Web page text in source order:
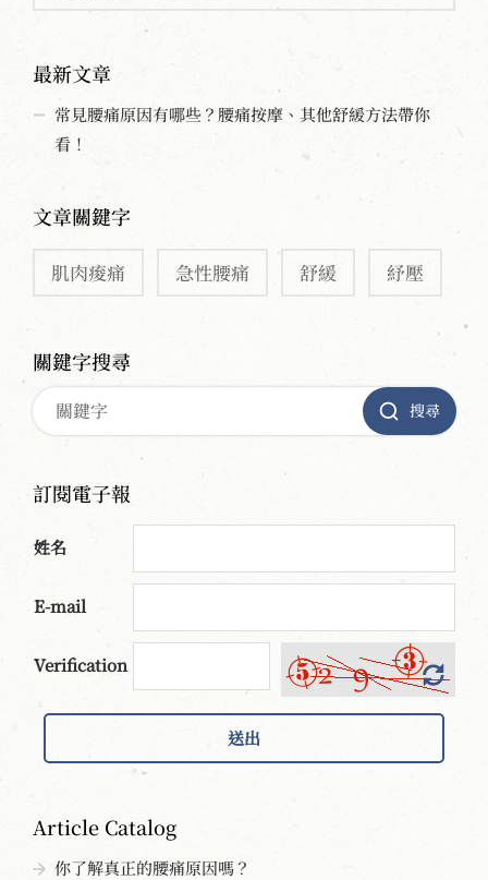
最新文章
常見腰痛原因有哪些？腰痛按摩、其他舒緩方法帶你
看！
文章關鍵字
肌肉痠痛 急性腰痛 舒緩 紓壓
關鍵字搜尋
搜尋
訂閱電子報
姓名
E-mail
Verification
送出
Article Catalog
你了解真正的腰痛原因嗎？